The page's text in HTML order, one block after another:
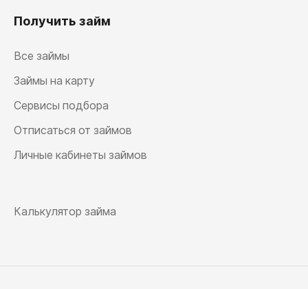
Получить займ
Все займы
Займы на карту
Сервисы подбора
Отписаться от займов
Личные кабинеты займов
Калькулятор займа